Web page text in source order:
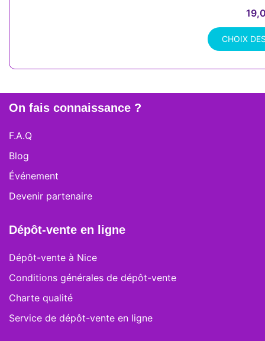
CHOIX
produit
variations.
options
peuvent
sur
page
produit
On fais connaissance ?
F.A.Q
Blog
Événement
Devenir partenaire
Dépôt-vente en ligne
Dépôt-vente à Nice
Conditions générales de dépôt-vente
Charte qualité
Service de dépôt-vente en ligne